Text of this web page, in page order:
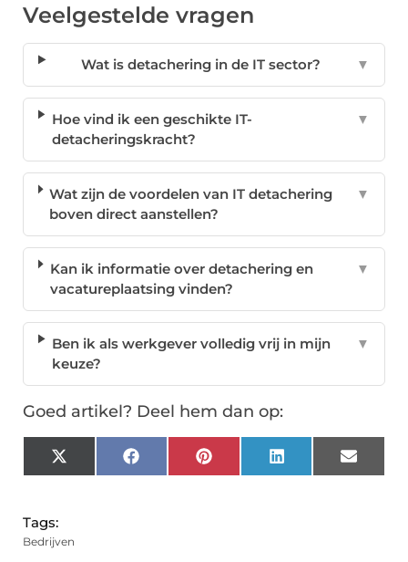
Veelgestelde vragen
Wat is detachering in de IT sector? ▼
Hoe vind ik een geschikte IT-
detacheringskracht?
▼
Wat zijn de voordelen van IT detachering
boven direct aanstellen?
▼
Kan ik informatie over detachering en
vacatureplaatsing vinden?
▼
Ben ik als werkgever volledig vrij in mijn
keuze?
▼
Goed artikel? Deel hem dan op:
X
(Twitter)
FacebookPinterest LinkedIn Email
Tags:
Bedrijven